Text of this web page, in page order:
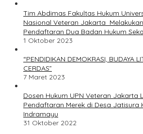
Tim Abdimas Fakultas Hukum
Nasional Veteran Jakarta
Pendaftaran Dua Badan Hukum
1 Oktober 2023
“PENDIDIKAN DEMOKRASI, BUDAYA
CERDAS”
7 Maret 2023
Dosen Hukum UPN Veteran Jakarta
Pendaftaran Merek di Desa Jatisura
Indramayu
31 Oktober 2022